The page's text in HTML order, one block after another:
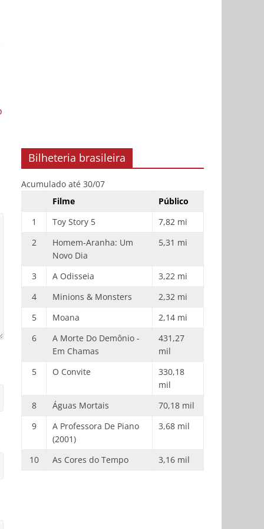
Bilheteria brasileira
Acumulado até 30/07
Filme
Público
1
Toy Story 5
7,82 mi
2
Homem-Aranha: Um
Novo Dia
5,31 mi
3 A Odisseia
3,22 mi
4
Minions & Monsters
2,32 mi
5
Moana
2,14 mi
6
A Morte Do Demônio -
Em Chamas
431,27
mil
5
O Convite
330,18
mil
8
Águas Mortais
70,18 mil
9
A Professora De Piano
(2001)
3,68 mil
10 As Cores do Tempo 3,16 mil